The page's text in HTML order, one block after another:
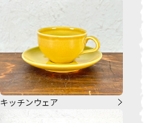
キッチンウェア